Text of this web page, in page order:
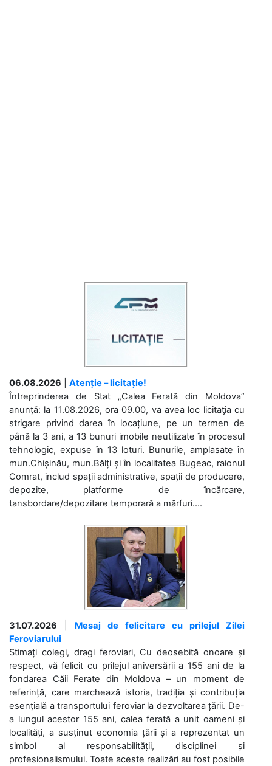
06.08.2026
Atenție – licitație!
Întreprinderea de Stat „Calea Ferată din Moldova”
anunță: la 11.08.2026, ora 09.00, va avea loc licitaţia cu
strigare privind darea în locațiune, pe un termen de
până la 3 ani, a 13 bunuri imobile neutilizate în procesul
tehnologic, expuse în 13 loturi. Bunurile, amplasate în
mun.Chișinău, mun.Bălți și în localitatea Bugeac, raionul
Comrat, includ spații administrative, spații de producere,
depozite, platforme de încărcare,
tansbordare/depozitare temporară a mărfuri....
31.07.2026
Mesaj de felicitare cu prilejul Zilei
Feroviarului
Stimați colegi, dragi feroviari, Cu deosebită onoare și
respect, vă felicit cu prilejul aniversării a 155 ani de la
fondarea Căii Ferate din Moldova – un moment de
referință, care marchează istoria, tradiția și contribuția
esențială a transportului feroviar la dezvoltarea țării. De-
a lungul acestor 155 ani, calea ferată a unit oameni și
localități, a susținut economia țării și a reprezentat un
simbol al responsabilității, disciplinei și
profesionalismului. Toate aceste realizări au fost posibile